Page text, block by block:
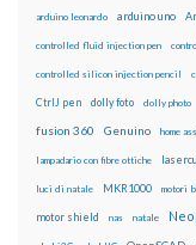
arduino leonardo arduino uno
controlled fluid injection pen
controlled silicon injection pencil
CtrlJ pen dolly foto dolly photo
fusion 360 Genuino home
lampadario con fibre ottiche
luci di natale MKR1000 motori
motor shield nas natale